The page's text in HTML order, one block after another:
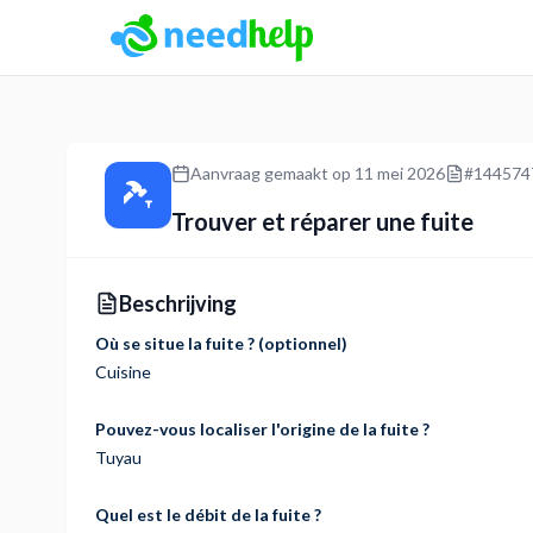
Aanvraag gemaakt op 11 mei 2026 #
Trouver et réparer une fuite
Beschrijving
Où se situe la fuite ? (optionnel)
Cuisine
Pouvez-vous localiser l'origine de la fuite ?
Tuyau
Quel est le débit de la fuite ?
NeedHelp: boekingsplatform voor dienstverleners